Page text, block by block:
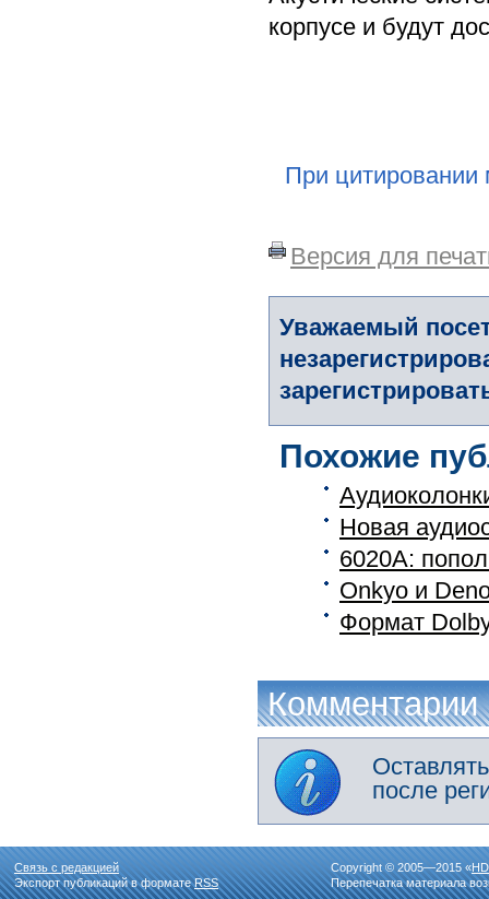
корпусе и будут
При цитировании
Версия для
Уважаемый
Похожие
Новая
6020A:
Onkyo и
Формат
Комментарии
после
Связь с редакцией
Экспорт публикаций в форматеRSS
Copyright © 2005—2015 «
Перепечатка материала